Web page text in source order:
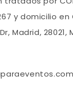
y domicilio
Madrid, 28021,